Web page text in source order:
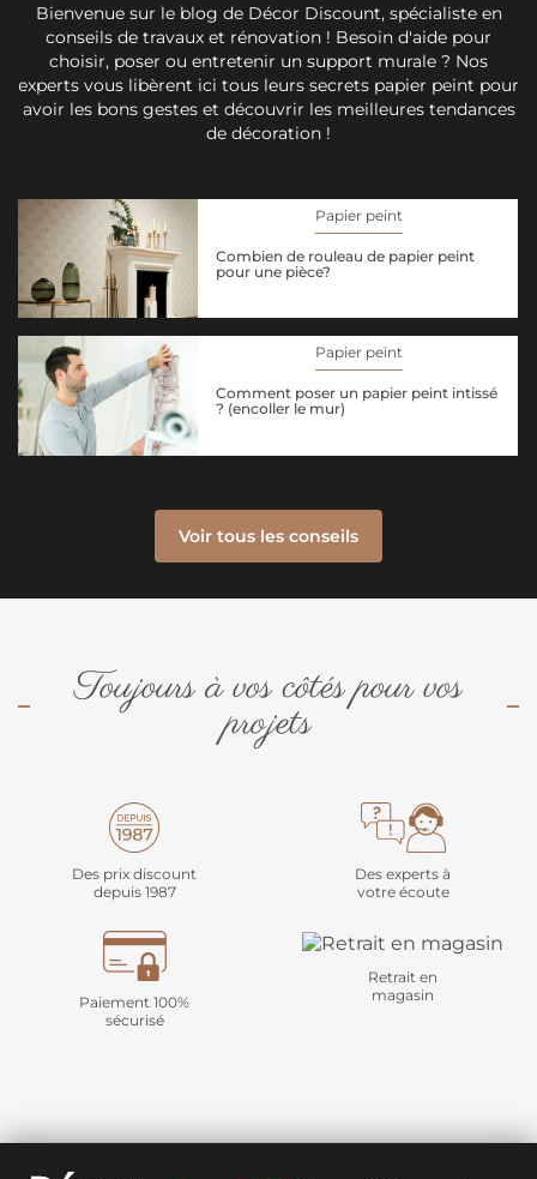
Bienvenue sur le blog de Décor Discount, spécialiste en
conseils de travaux et rénovation ! Besoin d'aide pour
choisir, poser ou entretenir un support murale ? Nos
experts vous libèrent ici tous leurs secrets papier peint pour
avoir les bons gestes et découvrir les meilleures tendances
de décoration !
Papier peint
Combien de rouleau de papier peint
pour une pièce?
Papier peint
Comment poser un papier peint intissé
? (encoller le mur)
Voir tous les conseils
Toujours à vos côtés pour vos
projets
Des prix discount
depuis 1987
Des experts à
votre écoute
Paiement 100%
sécurisé
Retrait en
magasin